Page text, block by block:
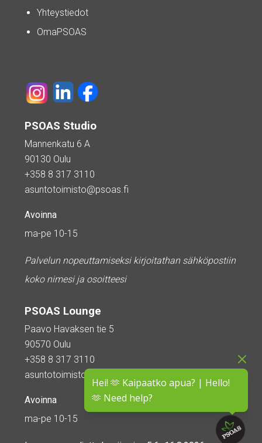
Hei! 🫶 Kaipaatko apua? | Hello!
🫶 Need help?
Yhteystiedot
OmaPSOAS
PSOAS Studio
Mannenkatu 6 A
90130 Oulu
+358 8 317 3110
asuntotoimisto@psoas.fi
Avoinna
ma-pe 10-15
Palvelun nopeuttamiseksi kirjoitathan sähköpostiin
koko nimesi ja osoitteesi
PSOAS Lounge
Paavo Havaksen tie 5
90570 Oulu
+358 8 317 3110
asuntotoimisto@psoas.fi
Avoinna
ma-pe 10-15